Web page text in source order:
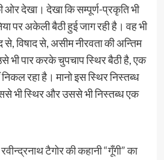
ओर देखा। देखा कि सम्पूर्ण-प्रकृति भी
पर अकेली बैठी हुई जाग रही है। वह भी
विषाद से, असीम नीरवता की अन्तिम
भी पार करके चुपचाप स्थिर बैठी है, एक
रहा है। मानो इस स्थिर निस्तब्ध
भी स्थिर और उससे भी निस्तब्ध एक
टैगोर की कहानी “गूँगी” का